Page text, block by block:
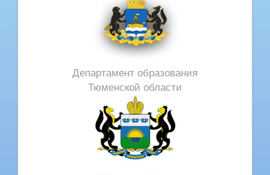
Департамент образования
Тюменской области